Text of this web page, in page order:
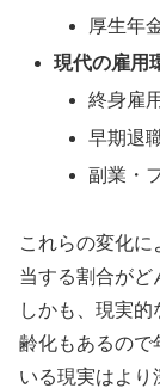
厚生年
現代の雇用
終身雇
早期退
副業・
これらの変化
当する割合がど
しかも、現実
齢化もあるので
いる現実はより